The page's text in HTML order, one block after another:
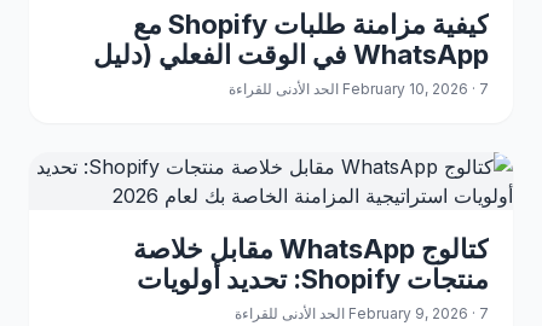
كيفية مزامنة طلبات Shopify مع
WhatsApp في الوقت الفعلي (دليل
2026)
February 10, 2026 · 7 الحد الأدنى للقراءة
كتالوج WhatsApp مقابل خلاصة
منتجات Shopify: تحديد أولويات
استراتيجية المزامنة الخاصة بك لعام
February 9, 2026 · 7 الحد الأدنى للقراءة